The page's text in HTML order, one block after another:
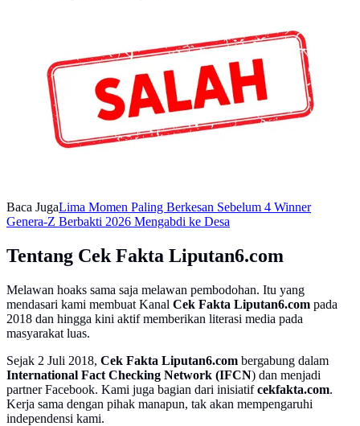
Baca JugaLima Momen Paling Berkesan Sebelum 4 Winner
Genera-Z Berbakti 2026 Mengabdi ke Desa
Tentang Cek Fakta Liputan6.com
Melawan hoaks sama saja melawan pembodohan. Itu yang
mendasari kami membuat Kanal Cek Fakta Liputan6.com pada
2018 dan hingga kini aktif memberikan literasi media pada
masyarakat luas.
Sejak 2 Juli 2018, Cek Fakta Liputan6.com bergabung dalam
International Fact Checking Network (IFCN) dan menjadi
partner Facebook. Kami juga bagian dari inisiatifcekfakta.com.
Kerja sama dengan pihak manapun, tak akan mempengaruhi
independensi kami.